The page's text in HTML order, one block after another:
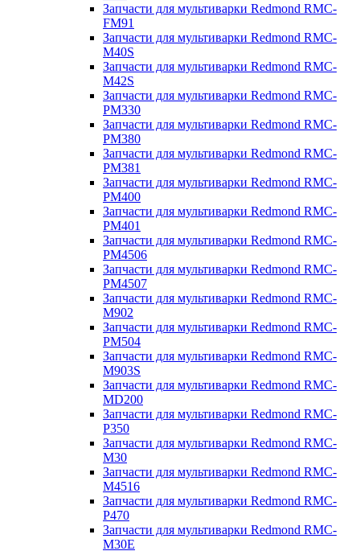
Запчасти для мультиварки Redmond RMC-
FM91
Запчасти для мультиварки Redmond RMC-
M40S
Запчасти для мультиварки Redmond RMC-
M42S
Запчасти для мультиварки Redmond RMC-
PM330
Запчасти для мультиварки Redmond RMC-
PM380
Запчасти для мультиварки Redmond RMC-
PM381
Запчасти для мультиварки Redmond RMC-
PM400
Запчасти для мультиварки Redmond RMC-
PM401
Запчасти для мультиварки Redmond RMC-
PM4506
Запчасти для мультиварки Redmond RMC-
PM4507
Запчасти для мультиварки Redmond RMC-
M902
Запчасти для мультиварки Redmond RMC-
PM504
Запчасти для мультиварки Redmond RMC-
M903S
Запчасти для мультиварки Redmond RMC-
MD200
Запчасти для мультиварки Redmond RMC-
P350
Запчасти для мультиварки Redmond RMC-
M30
Запчасти для мультиварки Redmond RMC-
M4516
Запчасти для мультиварки Redmond RMC-
P470
Запчасти для мультиварки Redmond RMC-
M30E